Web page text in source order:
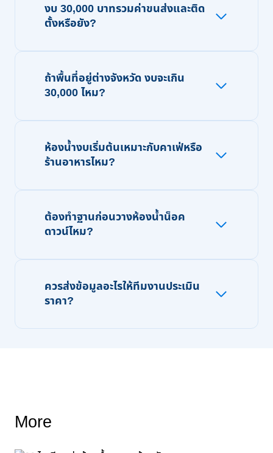
งบ 30,000 บาทรวมค่าขนส่งและติด
ตั้งหรือยัง?
ถ้าพื้นที่อยู่ต่างจังหวัด งบจะเกิน
30,000 ไหม?
ห้องน้ำงบเริ่มต้นเหมาะกับคาเฟ่หรือ
ร้านอาหารไหม?
ต้องทำฐานก่อนวางห้องน้ำน็อค
ดาวน์ไหม?
ควรส่งข้อมูลอะไรให้ทีมงานประเมิน
ราคา?
More